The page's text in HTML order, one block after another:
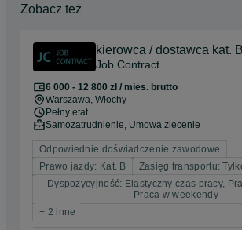
Zobacz też
kierowca / dostawca kat.
Job Contract
6 000 - 12 800 zł / mies. brutto
Warszawa, Włochy
Pełny etat
Samozatrudnienie, Umowa zlecenie
Odpowiednie doświadczenie zawodowe
Prawo jazdy: Kat. B
Zasięg transportu:
Dyspozycyjność: Elastyczny czas pracy,
Praca w weekendy
+ 2 inne